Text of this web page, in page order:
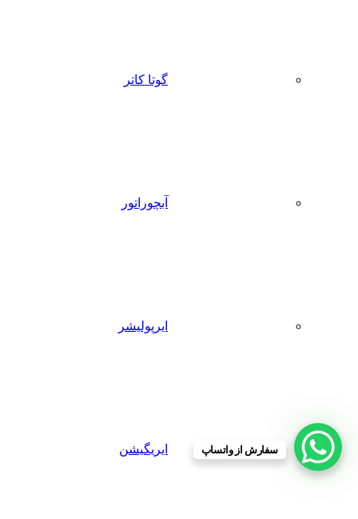
گوتا کاتر
آبچوراتور
ایرپولیشر
ایریگیشن سفارش از واتساپ